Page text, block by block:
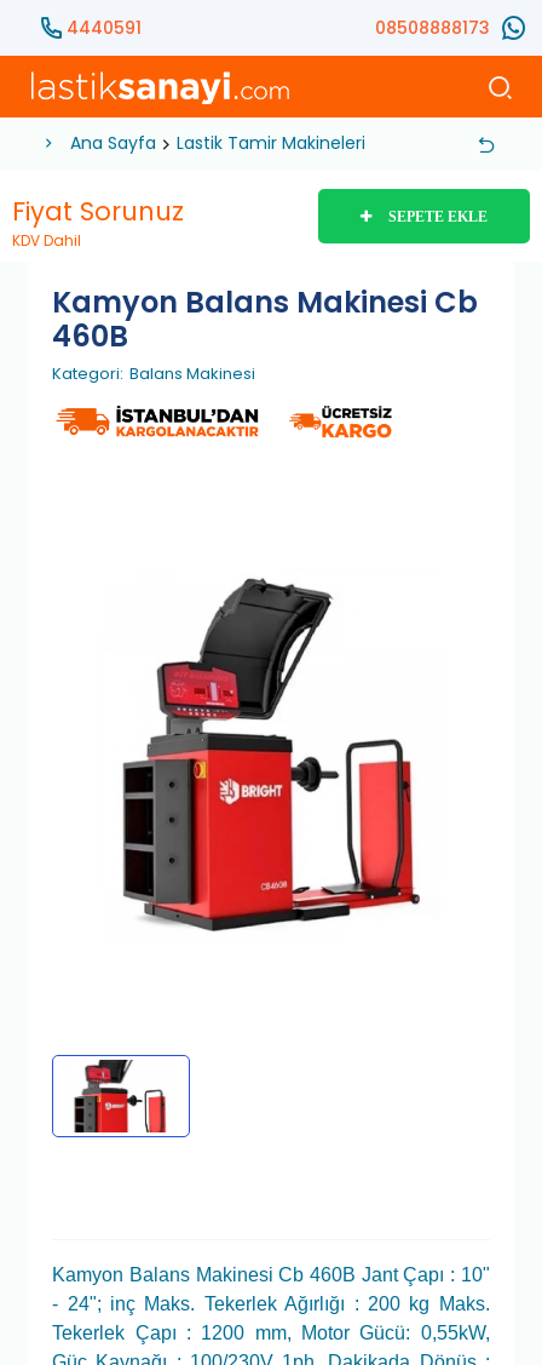
4440591 08508888173
Ana Sayfa Lastik Tamir Makineleri Balans Makinesi
Fiyat Sorunuz
KDV Dahil
SEPETE EKLE
Kamyon Balans Makinesi Cb
460B
Kategori: Balans Makinesi
Kamyon Balans Makinesi Cb 460B Jant Çapı : 10"
- 24"; inç Maks. Tekerlek Ağırlığı : 200 kg Maks.
Tekerlek Çapı : 1200 mm, Motor Gücü: 0,55kW,